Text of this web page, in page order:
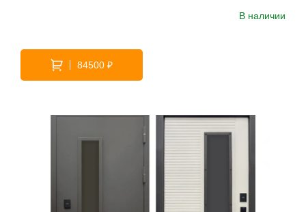
В наличии
84500 ₽